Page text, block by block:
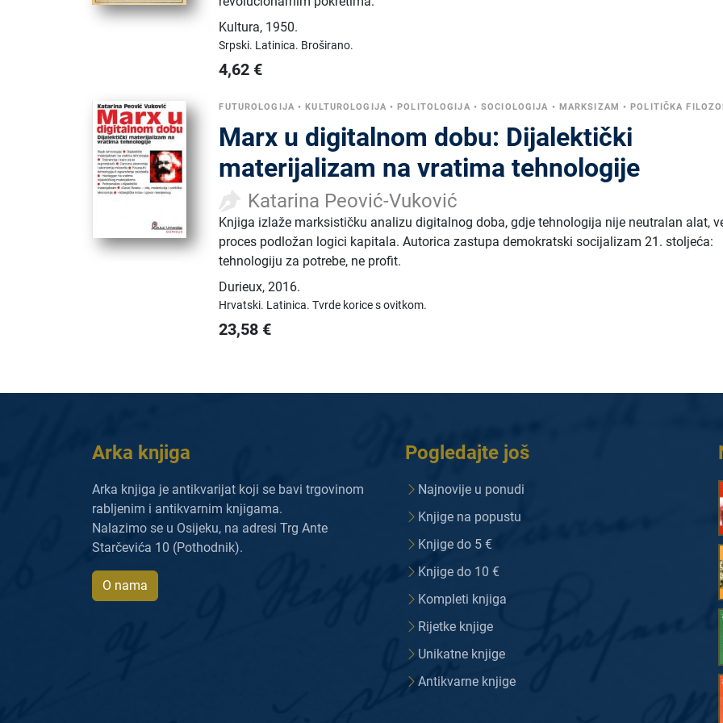
Kultura, 1950.
Srpski. Latinica. Broširano.
4,62 €
FUTUROLOGIJA •KULTUROLOGIJA •POLITOLOGIJA •SOCIOLOGIJA • MARKSIZAM •POLITIČKA
Marx u digitalnom dobu: Dijalektički
materijalizam na vratima tehnologije
Katarina Peović-Vuković
Knjiga izlaže marksističku analizu digitalnog doba, gdje tehnologija nije neutralan alat,
proces podložan logici kapitala. Autorica zastupa demokratski socijalizam 21. stoljeća:
tehnologiju za potrebe, ne profit.
Durieux,2016.
Hrvatski. Latinica.Tvrde korice s ovitkom.
23,58 €
Arka knjiga
Arka knjiga je antikvarijat koji se bavi trgovinom
rabljenim i antikvarnim knjigama.
Nalazimo se u Osijeku, na adresi Trg Ante
Starčevića 10 (Pothodnik).
O nama
Pogledajte još
Najnovije u ponudi
Knjige na popustu
Knjige do 5 €
Knjige do 10 €
Kompleti knjiga
Rijetke knjige
Unikatne knjige
Antikvarne knjige